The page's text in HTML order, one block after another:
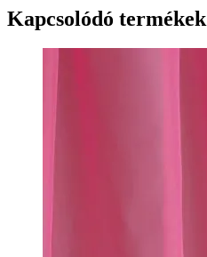
Kapcsolódó termékek